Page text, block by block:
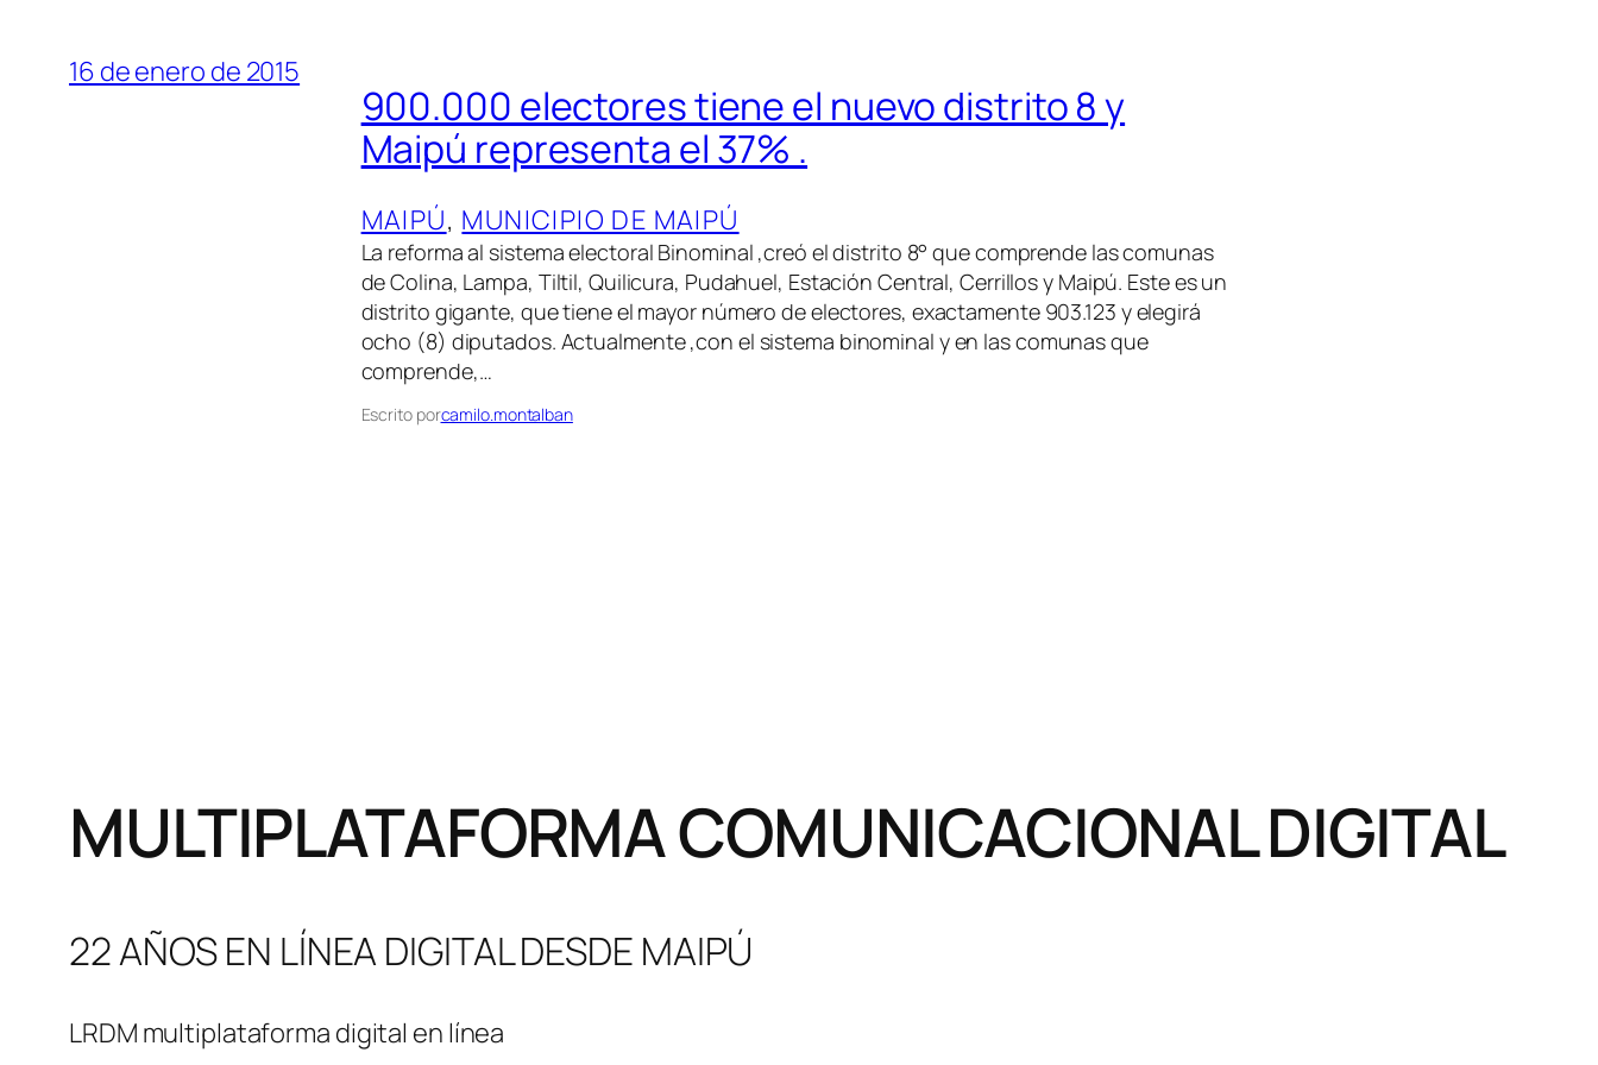
16 de enero de 2015
900.000 electores tiene el nuevo distrito 8 y
Maipú representa el 37% .
MAIPÚ, MUNICIPIO DE MAIPÚ
La reforma al sistema electoral Binominal ,creó el distrito 8° que comprende las comunas
de Colina, Lampa, Tiltil, Quilicura, Pudahuel, Estación Central, Cerrillos y Maipú. Este es un
distrito gigante, que tiene el mayor número de electores, exactamente 903.123 y elegirá
ocho (8) diputados. Actualmente ,con el sistema binominal y en las comunas que
comprende,…
Escrito porcamilo.montalban
MULTIPLATAFORMA COMUNICACIONAL DIGITAL
22 AÑOS EN LÍNEA DIGITAL DESDE MAIPÚ
LRDM multiplataforma digital en línea